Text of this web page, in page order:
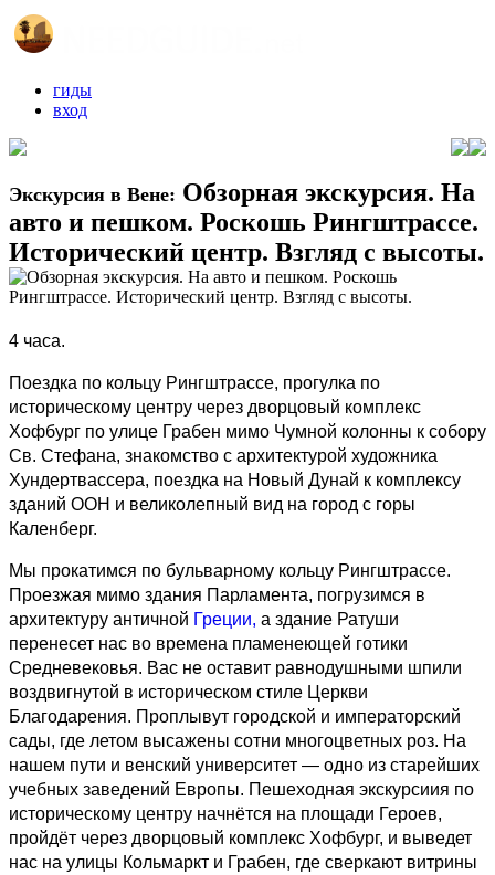
гиды
вход
Экскурсия в Вене: Обзорная экскурсия. На
авто и пешком. Роскошь Рингштрассе.
Исторический центр. Взгляд с высоты.
4 часа.
Поездка по кольцу Рингштрассе, прогулка по
историческому центру через дворцовый комплекс
Хофбург по улице Грабен мимо Чумной колонны к собору
Св. Стефана, знакомство с архитектурой художника
Хундертвассера, поездка на Новый Дунай к комплексу
зданий ООН и великолепный вид на город с горы
Каленберг.
Мы прокатимся по бульварному кольцу Рингштрассе.
Проезжая мимо здания Парламента, погрузимся в
архитектуру античной Греции, а здание Ратуши
перенесет нас во времена пламенеющей готики
Средневековья. Вас не оставит равнодушными шпили
воздвигнутой в историческом стиле Церкви
Благодарения. Проплывут городской и императорский
сады, где летом высажены сотни многоцветных роз. На
нашем пути и венский университет — одно из старейших
учебных заведений Европы. Пешеходная экскурсиия по
историческому центру начнётся на площади Героев,
пройдёт через дворцовый комплекс Хофбург, и выведет
нас на улицы Кольмаркт и Грабен, где сверкают витрины